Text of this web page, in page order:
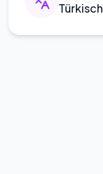
Türkisch